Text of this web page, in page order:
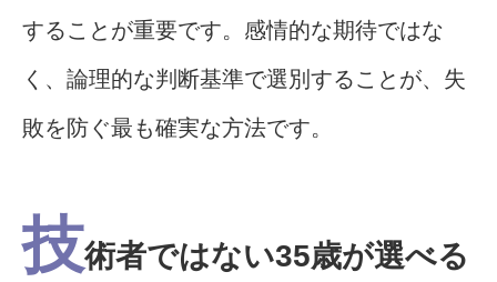
することが重要です。感情的な期待ではな
く、論理的な判断基準で選別することが、失
敗を防ぐ最も確実な方法です。
技術者ではない35歳が選べる